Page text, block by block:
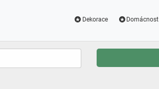
Dekorace Domácnost